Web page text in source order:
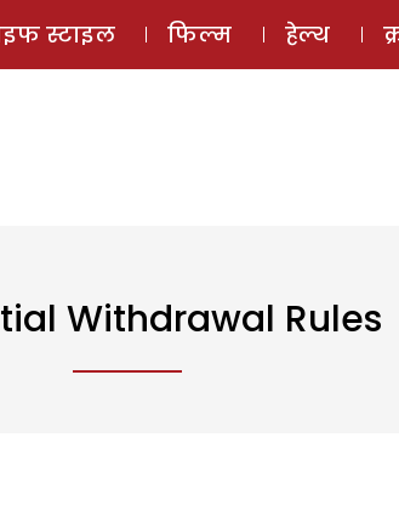
ई-मैगज़ीन
स्टाइल फिल्म हेल्थ
Withdrawal Rules